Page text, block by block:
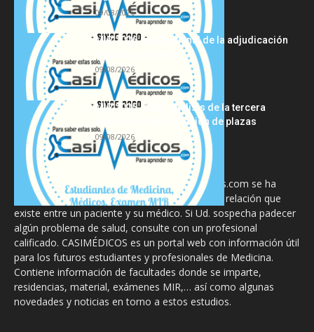
09/08/2026
MIR 2026: análisis final de la adjudicación
de plazas y claves...
09/08/2026
MIR 2025-2026: análisis de la tercera
semana de adjudicación de plazas
09/08/2026
La información proporcionada en CasiMedicos.com se ha
diseñado para complementar, no substituir, la relación que
existe entre un paciente y su médico. Si Ud. sospecha padecer
algún problema de salud, consulte con un profesional
calificado. CASIMÉDICOS es un portal web con información útil
para los futuros estudiantes y profesionales de Medicina.
Contiene información de facultades donde se imparte,
residencias, material, exámenes MIR,… así como algunas
novedades y noticias en torno a estos estudios.